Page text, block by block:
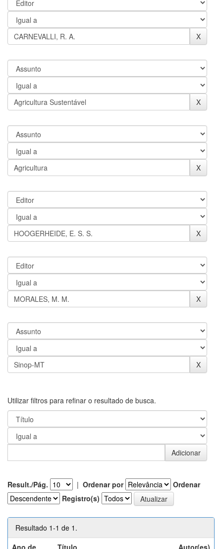
Utilizar filtros para refinar o resultado de busca.
Result./Pág. | Ordenar por
Ordenar
Registro(s)
Resultado 1-1 de 1.
Ano de
Título Autor(es)